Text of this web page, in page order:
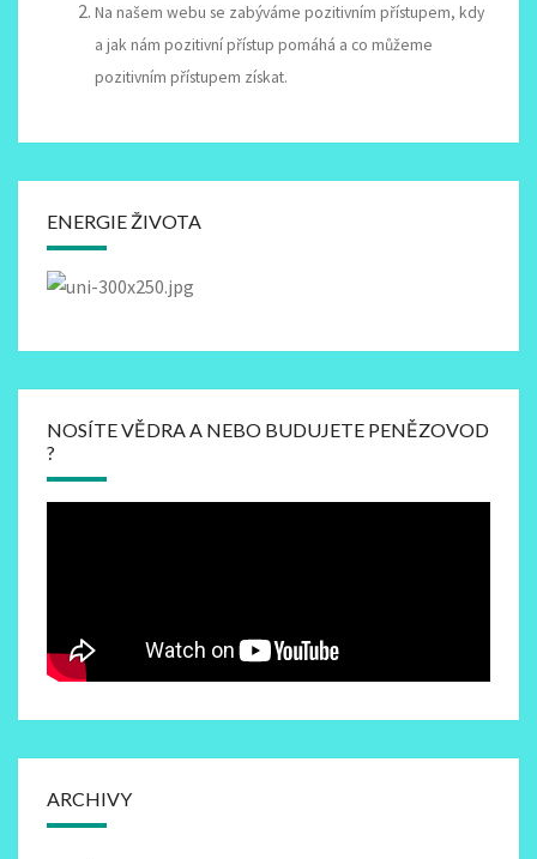
Na našem webu se zabýváme pozitivním přístupem, kdy
a jak nám pozitivní přístup pomáhá a co můžeme
pozitivním přístupem získat.
ENERGIE ŽIVOTA
NOSÍTE VĚDRA A NEBO BUDUJETE PENĚZOVOD
?
ARCHIVY